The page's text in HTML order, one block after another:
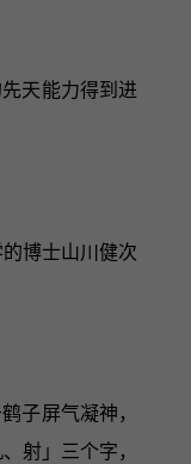
天能力得到进
博士山川健次
子屏气凝神，
射」三个字，